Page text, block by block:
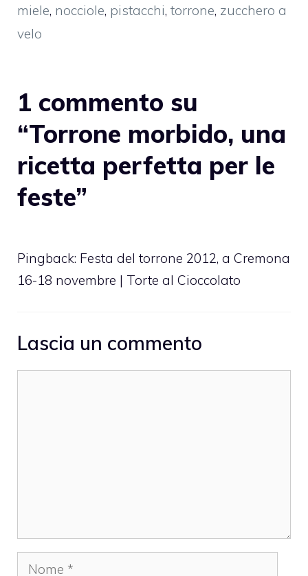
miele, nocciole, pistacchi, torrone, zucchero a
velo
1 commento su
“Torrone morbido, una
ricetta perfetta per le
feste”
Pingback: Festa del torrone 2012, a Cremona
16-18 novembre | Torte al Cioccolato
Lascia un commento
Nome